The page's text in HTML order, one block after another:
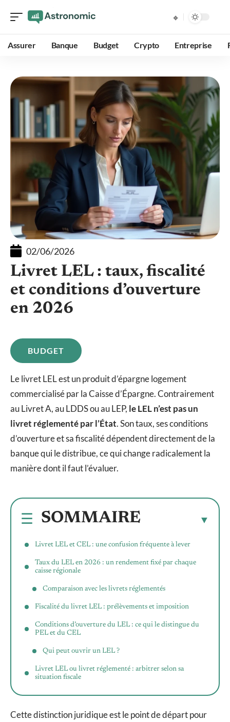
Assurer Banque Budget Crypto Entreprise
02/06/2026
Livret LEL : taux, fiscalité
et conditions d’ouverture
en 2026
BUDGET
Le livret LEL est un produit d’épargne logement
commercialisé par la Caisse d’Épargne. Contrairement
au Livret A, au LDDS ou au LEP, le LEL n’est pas un
livret réglementé par l’État. Son taux, ses conditions
d’ouverture et sa fiscalité dépendent directement de la
banque qui le distribue, ce qui change radicalement la
manière dont il faut l’évaluer.
SOMMAIRE
Livret LEL et CEL : une confusion fréquente à lever
Taux du LEL en 2026 : un rendement fixé par chaque
caisse régionale
Comparaison avec les livrets réglementés
Fiscalité du livret LEL : prélèvements et imposition
Conditions d’ouverture du LEL : ce qui le distingue du
PEL et du CEL
Qui peut ouvrir un LEL ?
Livret LEL ou livret réglementé : arbitrer selon sa
situation fiscale
Cette distinction juridique est le point de départ pour